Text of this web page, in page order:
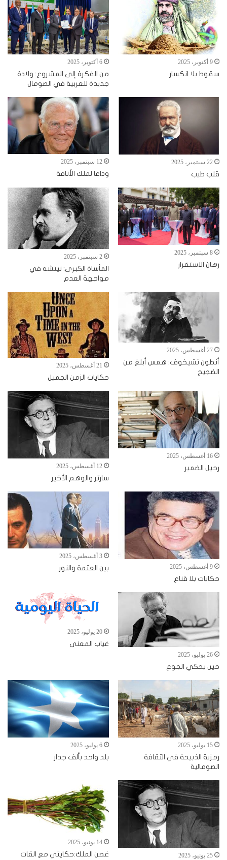
9 أكتوبر، 2025
سقوط بلا انكسار
6 أكتوبر، 2025
من الفكرة إلى المشروع: ولادة
جديدة للعربية في الصومال
22 سبتمبر، 2025
قلب طيب
12 سبتمبر، 2025
وداعا لملك الأناقة
8 سبتمبر، 2025
رهان الاستقرار
2 سبتمبر، 2025
المأساة الكبرى: نيتشه في
مواجهة العدم
27 أغسطس، 2025
أنطون تشيخوف: همس أبلغ من
الضجيج
21 أغسطس، 2025
حكايات الزمن الجميل
16 أغسطس، 2025
رحيل الضمير 12 أغسطس، 2025
سارتر والوهم الأخير
9 أغسطس، 2025
حكايات بلا قناع
3 أغسطس، 2025
بين العتمة والنور
26 يوليو، 2025
حين يحكي الجوع
20 يوليو، 2025
غياب المعنى
15 يوليو، 2025
رمزية الذبيحة في الثقافة
الصومالية
6 يوليو، 2025
بلد واحد بألف جدار
25 يونيو، 2025
14 يونيو، 2025
غصن الملك:حكايتي مع القات